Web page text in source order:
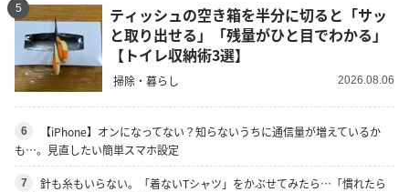
5
ティッシュの空き箱を半分に切ると「サッ
と取り出せる」「残量がひと目でわかる」
【トイレ収納術3選】
掃除・暮らし 2026.08.06
6
【iPhone】オンになってない？知らないうちに通信量が増えているか
も…。見直したい簡単スマホ設定
7
針も糸もいらない。「着ないTシャツ」をかぶせてみたら…「慣れたら